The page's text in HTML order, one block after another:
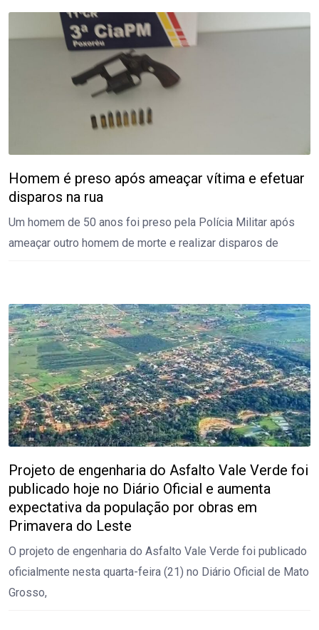
Homem é preso após ameaçar vítima e efetuar
disparos na rua
Um homem de 50 anos foi preso pela Polícia Militar após
ameaçar outro homem de morte e realizar disparos de
Projeto de engenharia do Asfalto Vale Verde foi
publicado hoje no Diário Oficial e aumenta
expectativa da população por obras em
Primavera do Leste
O projeto de engenharia do Asfalto Vale Verde foi publicado
oficialmente nesta quarta-feira (21) no Diário Oficial de Mato
Grosso,